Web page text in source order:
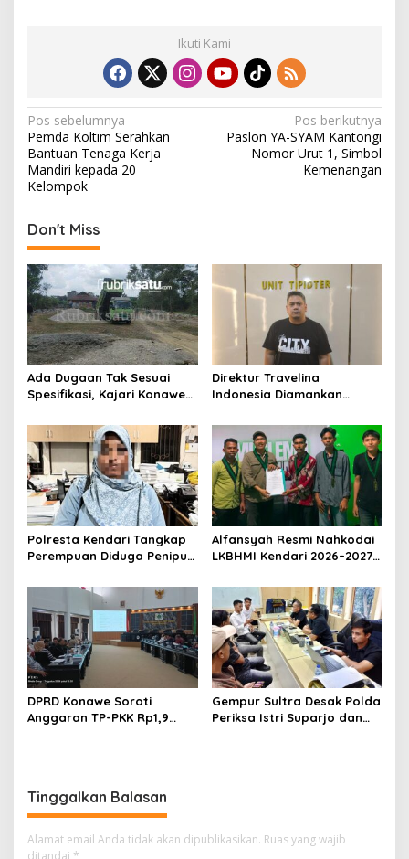
Ikuti Kami
N
a
v
i
g
a
s
i
p
o
s
Pos sebelumnya
Pemda Koltim Serahkan
Bantuan Tenaga Kerja
Mandiri kepada 20
Kelompok
Pos berikutnya
Paslon YA-SYAM Kantongi
Nomor Urut 1, Simbol
Kemenangan
Don't Miss
Ada Dugaan Tak Sesuai
Spesifikasi, Kajari Konawe
Rupbasan Rp1,9 Miliar
Dihentikan
Direktur Travelina
Indonesia Diamankan
Penelantaran Jemaah
Umrah Masuk Babak Baru
Polresta Kendari Tangkap
Perempuan Diduga Penipu
Rp588,1 Juta
Alfansyah Resmi Nahkodai
LKBHMI Kendari 2026–2027,
Hukum
DPRD Konawe Soroti
Anggaran TP-PKK Rp1,9
Gempur Sultra Desak Polda
Periksa Istri Suparjo dan
Tinggalkan Balasan
Alamat email Anda tidak akan dipublikasikan. Ruas yang wajib
ditandai *